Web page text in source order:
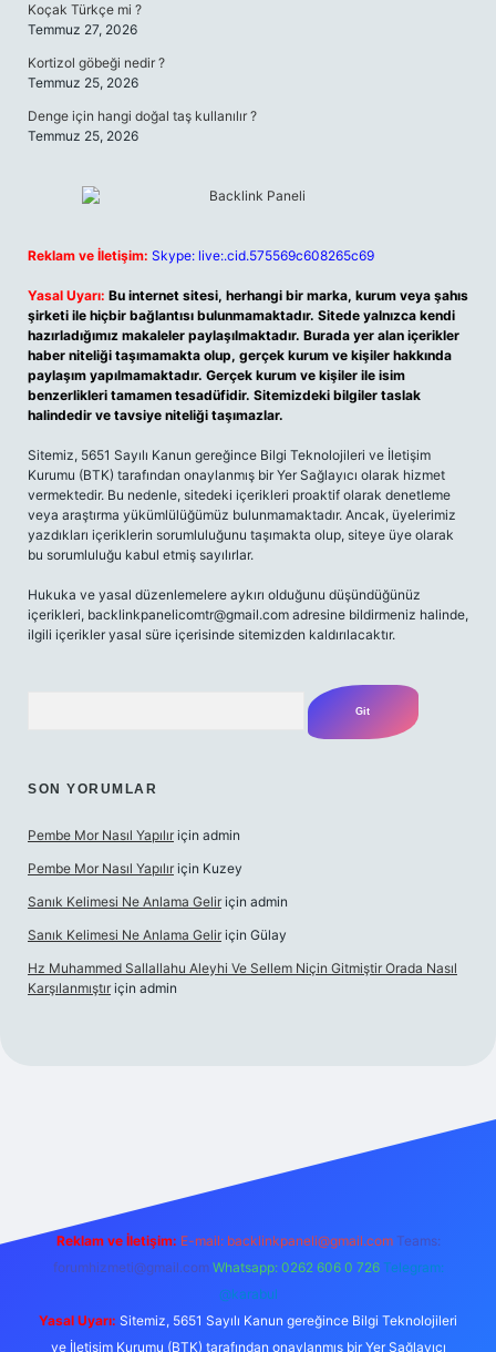
Koçak Türkçe mi ?
Temmuz 27, 2026
Kortizol göbeği nedir ?
Temmuz 25, 2026
Denge için hangi doğal taş kullanılır ?
Temmuz 25, 2026
Reklam ve İletişim: Skype: live:.cid.575569c608265c69
Yasal Uyarı: Bu internet sitesi, herhangi bir marka, kurum veya şahıs
şirketi ile hiçbir bağlantısı bulunmamaktadır. Sitede yalnızca kendi
hazırladığımız makaleler paylaşılmaktadır. Burada yer alan içerikler
haber niteliği taşımamakta olup, gerçek kurum ve kişiler hakkında
paylaşım yapılmamaktadır. Gerçek kurum ve kişiler ile isim
benzerlikleri tamamen tesadüfidir. Sitemizdeki bilgiler taslak
halindedir ve tavsiye niteliği taşımazlar.
Sitemiz, 5651 Sayılı Kanun gereğince Bilgi Teknolojileri ve İletişim
Kurumu (BTK) tarafından onaylanmış bir Yer Sağlayıcı olarak hizmet
vermektedir. Bu nedenle, sitedeki içerikleri proaktif olarak denetleme
veya araştırma yükümlülüğümüz bulunmamaktadır. Ancak, üyelerimiz
yazdıkları içeriklerin sorumluluğunu taşımakta olup, siteye üye olarak
bu sorumluluğu kabul etmiş sayılırlar.
Hukuka ve yasal düzenlemelere aykırı olduğunu düşündüğünüz
içerikleri, backlinkpanelicomtr@gmail.com adresine bildirmeniz halinde,
ilgili içerikler yasal süre içerisinde sitemizden kaldırılacaktır.
SON YORUMLAR
Pembe Mor Nasıl Yapılır için admin
Pembe Mor Nasıl Yapılır için Kuzey
Sanık Kelimesi Ne Anlama Gelir için admin
Sanık Kelimesi Ne Anlama Gelir için Gülay
Hz Muhammed Sallallahu Aleyhi Ve Sellem Niçin Gitmiştir Orada Nasıl
Karşılanmıştır için admin
Reklam ve İletişim: E-mail: backlinkpaneli@gmail.com Teams:
forumhizmeti@gmail.com Whatsapp: 0262 606 0 726 Telegram:
@karabul
Yasal Uyarı: Sitemiz, 5651 Sayılı Kanun gereğince Bilgi Teknolojileri
ve İletişim Kurumu (BTK) tarafından onaylanmış bir Yer Sağlayıcı